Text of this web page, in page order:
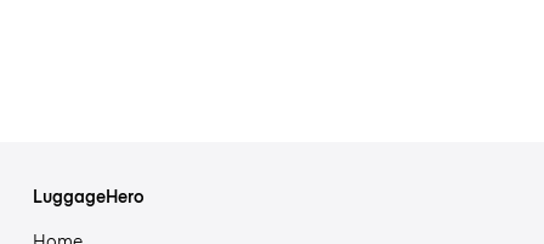
LuggageHero